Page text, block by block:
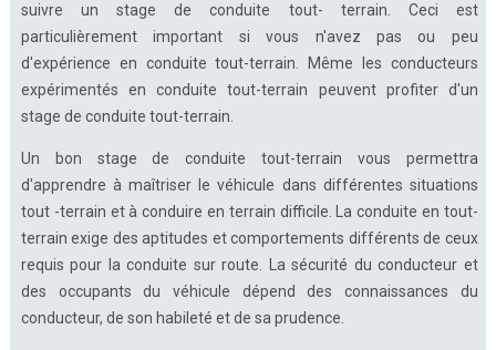
suivre un stage de conduite tout- terrain. Ceci est
particulièrement important si vous n'avez pas ou peu
d'expérience en conduite tout-terrain. Même les conducteurs
expérimentés en conduite tout-terrain peuvent profiter d'un
stage de conduite tout-terrain.
Un bon stage de conduite tout-terrain vous permettra
d'apprendre à maîtriser le véhicule dans différentes situations
tout -terrain et à conduire en terrain difficile. La conduite en tout-
terrain exige des aptitudes et comportements différents de ceux
requis pour la conduite sur route. La sécurité du conducteur et
des occupants du véhicule dépend des connaissances du
conducteur, de son habileté et de sa prudence.